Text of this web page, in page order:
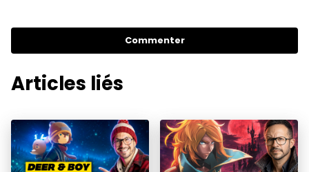
Commenter
Articles liés